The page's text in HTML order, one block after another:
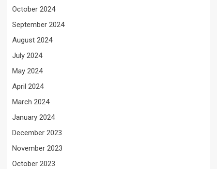
October 2024
September 2024
August 2024
July 2024
May 2024
April 2024
March 2024
January 2024
December 2023
November 2023
October 2023